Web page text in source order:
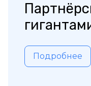
Подробнее